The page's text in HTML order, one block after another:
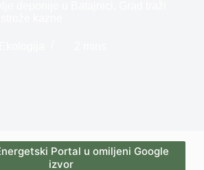
Portal u omiljeni Google
izvor